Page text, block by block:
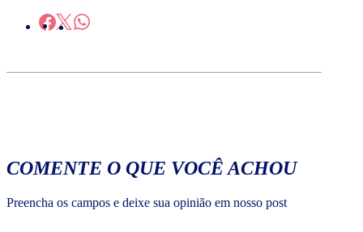
COMENTE O QUE VOCÊ ACHOU
Preencha os campos e deixe sua opinião em nosso post